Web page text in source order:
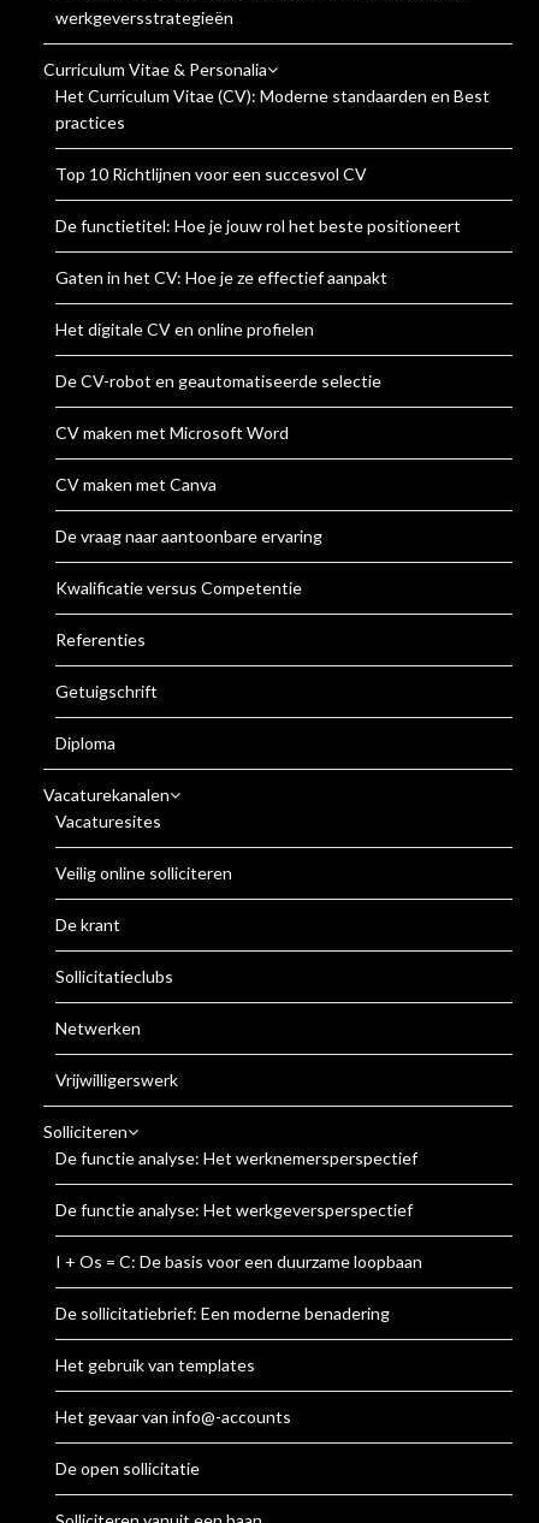
werkgeversstrategieën
Curriculum Vitae & Personalia
Het Curriculum Vitae (CV): Moderne standaarden en Best
practices
Top 10 Richtlijnen voor een succesvol CV
De functietitel: Hoe je jouw rol het beste positioneert
Gaten in het CV: Hoe je ze effectief aanpakt
Het digitale CV en online profielen
De CV-robot en geautomatiseerde selectie
CV maken met Microsoft Word
CV maken met Canva
De vraag naar aantoonbare ervaring
Kwalificatie versus Competentie
Referenties
Getuigschrift
Diploma
Vacaturekanalen
Vacaturesites
Veilig online solliciteren
De krant
Sollicitatieclubs
Netwerken
Vrijwilligerswerk
Solliciteren
De functie analyse: Het werknemersperspectief
De functie analyse: Het werkgeversperspectief
I + Os = C: De basis voor een duurzame loopbaan
De sollicitatiebrief: Een moderne benadering
Het gebruik van templates
Het gevaar van info@-accounts
De open sollicitatie